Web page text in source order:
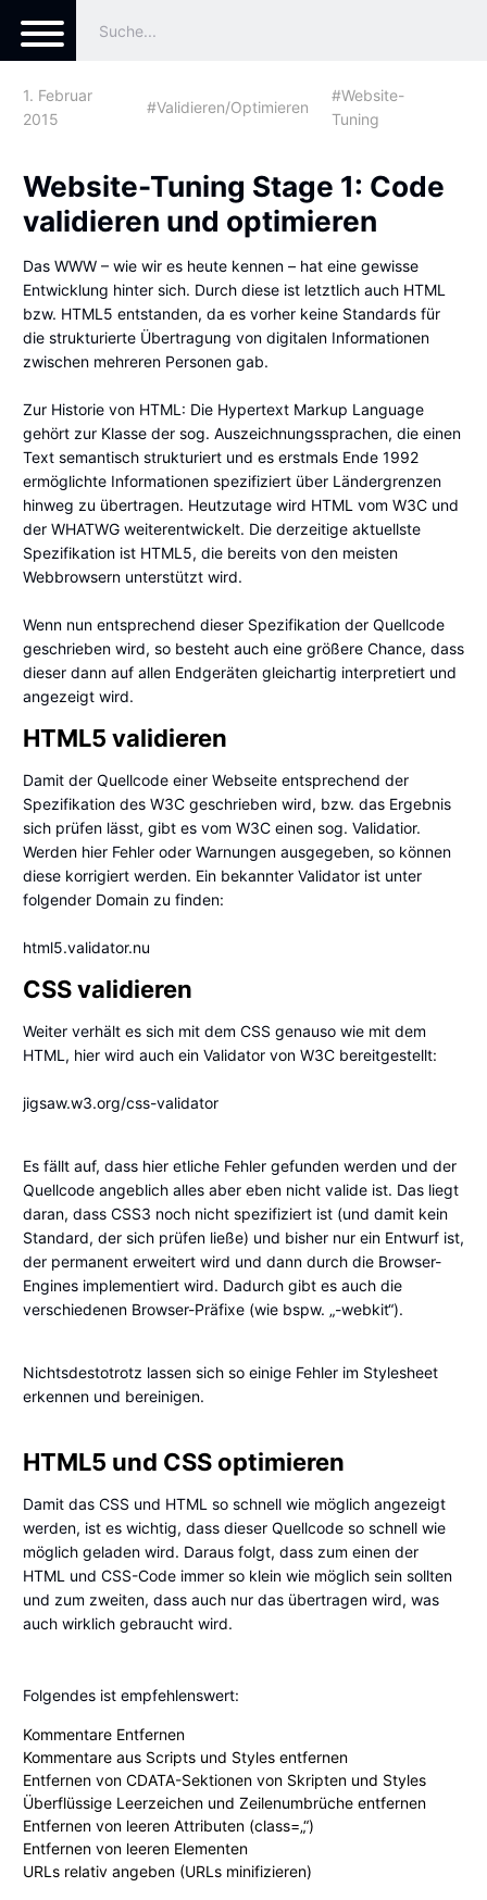
1. Februar
2015
#Validieren/Optimieren
#Website-
Tuning
Website-Tuning Stage 1: Code
validieren und optimieren
Das WWW – wie wir es heute kennen – hat eine gewisse
Entwicklung hinter sich. Durch diese ist letztlich auch HTML
bzw. HTML5 entstanden, da es vorher keine Standards für
die strukturierte Übertragung von digitalen Informationen
zwischen mehreren Personen gab.
Zur Historie von HTML: Die Hypertext Markup Language
gehört zur Klasse der sog. Auszeichnungssprachen, die einen
Text semantisch strukturiert und es erstmals Ende 1992
ermöglichte Informationen spezifiziert über Ländergrenzen
hinweg zu übertragen. Heutzutage wird HTML vom W3C und
der WHATWG weiterentwickelt. Die derzeitige aktuellste
Spezifikation ist HTML5, die bereits von den meisten
Webbrowsern unterstützt wird.
Wenn nun entsprechend dieser Spezifikation der Quellcode
geschrieben wird, so besteht auch eine größere Chance, dass
dieser dann auf allen Endgeräten gleichartig interpretiert und
angezeigt wird.
HTML5 validieren
Damit der Quellcode einer Webseite entsprechend der
Spezifikation des W3C geschrieben wird, bzw. das Ergebnis
sich prüfen lässt, gibt es vom W3C einen sog. Validatior.
Werden hier Fehler oder Warnungen ausgegeben, so können
diese korrigiert werden. Ein bekannter Validator ist unter
folgender Domain zu finden:
html5.validator.nu
CSS validieren
Weiter verhält es sich mit dem CSS genauso wie mit dem
HTML, hier wird auch ein Validator von W3C bereitgestellt:
jigsaw.w3.org/css-validator
Es fällt auf, dass hier etliche Fehler gefunden werden und der
Quellcode angeblich alles aber eben nicht valide ist. Das liegt
daran, dass CSS3 noch nicht spezifiziert ist (und damit kein
Standard, der sich prüfen ließe) und bisher nur ein Entwurf ist,
der permanent erweitert wird und dann durch die Browser-
Engines implementiert wird. Dadurch gibt es auch die
verschiedenen Browser-Präfixe (wie bspw. „-webkit“).
Nichtsdestotrotz lassen sich so einige Fehler im Stylesheet
erkennen und bereinigen.
HTML5 und CSS optimieren
Damit das CSS und HTML so schnell wie möglich angezeigt
werden, ist es wichtig, dass dieser Quellcode so schnell wie
möglich geladen wird. Daraus folgt, dass zum einen der
HTML und CSS-Code immer so klein wie möglich sein sollten
und zum zweiten, dass auch nur das übertragen wird, was
auch wirklich gebraucht wird.
Folgendes ist empfehlenswert:
Kommentare Entfernen
Kommentare aus Scripts und Styles entfernen
Entfernen von CDATA-Sektionen von Skripten und Styles
Überflüssige Leerzeichen und Zeilenumbrüche entfernen
Entfernen von leeren Attributen (class=„“)
Entfernen von leeren Elementen
URLs relativ angeben (URLs minifizieren)